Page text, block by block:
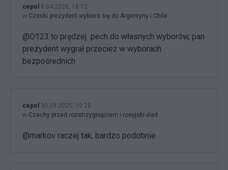
cepol 9.04.2026, 18:12
w Czeski prezydent wybiera się do Argentyny i Chile
@O123 to prędzej pech do własnych wyborów, pan
prezydent wygrał przecież w wyborach
bezpośrednich
cepol 30.09.2025, 19:28
w Czechy przed rozstrzygnięciem i rosyjski ślad
@markov raczej tak, bardzo podobnie